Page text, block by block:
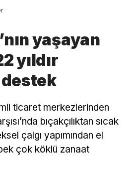
yaşayan
yıldır
ticaret merkezlerinden
bıçakçılıktan sıcak
çalgı yapımından el
çok köklü zanaat